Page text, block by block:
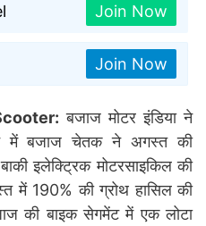
Join Now
Join Now
बजाज मोटर इंडिया ने
में बजाज चेतक ने अगस्त की
इलेक्ट्रिक मोटरसाइकिल की
में 190% की ग्रोथ हासिल की
की बाइक सेगमेंट में एक लोटा